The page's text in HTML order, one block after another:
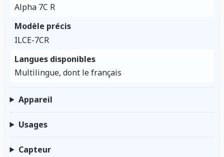
Alpha 7C R
Modèle précis
ILCE-7CR
Langues disponibles
Multilingue, dont le français
Appareil
Usages
Capteur